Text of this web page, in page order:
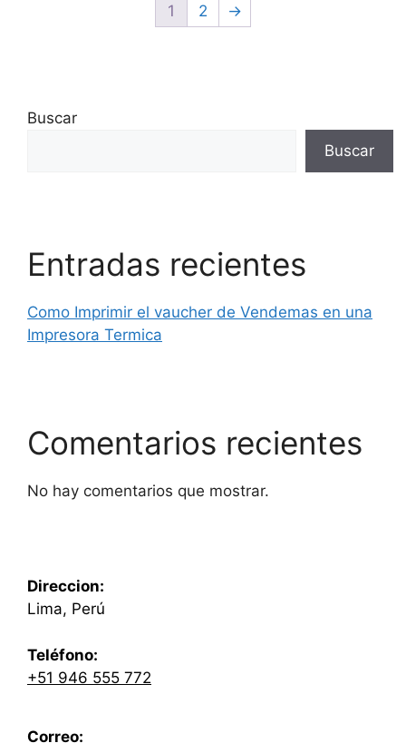
1 2 →
Buscar
Buscar
Entradas recientes
Como Imprimir el vaucher de Vendemas en una
Impresora Termica
Comentarios recientes
No hay comentarios que mostrar.
Direccion:
Lima, Perú
Teléfono:
+51 946 555 772
Correo: